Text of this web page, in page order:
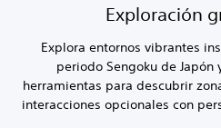
Exploración
Explora entornos vibrantes
periodo Sengoku de Japón
herramientas para descubrir
interacciones opcionales con